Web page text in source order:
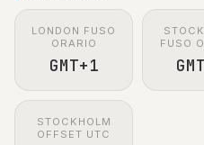
LONDON FUSO
ORARIO
GMT+1
FUSO
STOCKHOLM
OFFSET UTC